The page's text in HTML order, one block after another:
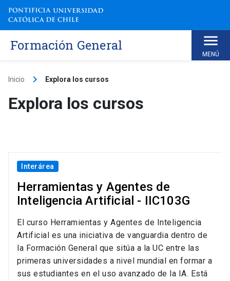
Skip
content
Formación General
MENÚ
Inicio keyboard_arrow_right Explora los cursos
Explora los cursos
Interárea
Herramientas y Agentes de
Inteligencia Artificial - IIC103G
El curso Herramientas y Agentes de Inteligencia
Artificial es una iniciativa de vanguardia dentro de
la Formación General que sitúa a la UC entre las
primeras universidades a nivel mundial en formar a
sus estudiantes en el uso avanzado de la IA. Está